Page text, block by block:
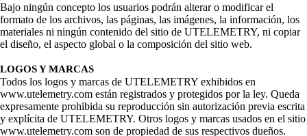
Bajo ningún concepto los usuarios podrán alterar o modificar el
formato de los archivos, las páginas, las imágenes, la información, los
materiales ni ningún contenido del sitio de UTELEMETRY, ni copiar
el diseño, el aspecto global o la composición del sitio web.
LOGOS Y MARCAS
Todos los logos y marcas de UTELEMETRY exhibidos en
www.utelemetry.com están registrados y protegidos por la ley. Queda
expresamente prohibida su reproducción sin autorización previa escrita
y explícita de UTELEMETRY. Otros logos y marcas usados en el sitio
www.utelemetry.com son de propiedad de sus respectivos dueños.